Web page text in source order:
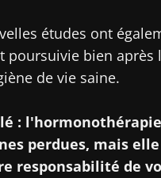
études ont
poursuivie bien
de vie saine.
:
perdues, mais
responsabilité de